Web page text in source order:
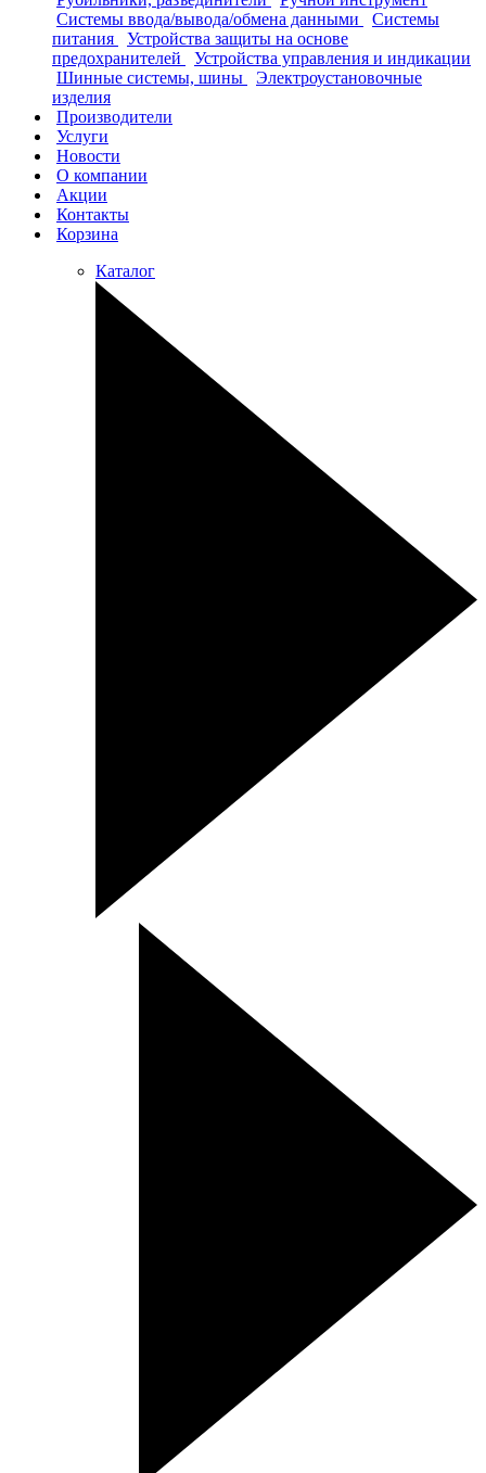
Системы ввода/вывода/обмена данными
Системы
питания
Устройства защиты на основе
предохранителей
Устройства управления и индикации
Шинные системы, шины
Электроустановочные
изделия
Производители
Услуги
Новости
О компании
Акции
Контакты
Корзина
Каталог